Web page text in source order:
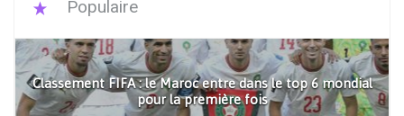
Populaire
Classement FIFA : le Maroc entre dans le top 6 mondial
pour la première fois